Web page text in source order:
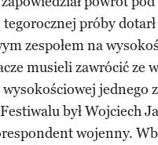
tegorocznej próby
zespołem na
musieli zawrócić ze
jednego
był Wojciech
wojenny.